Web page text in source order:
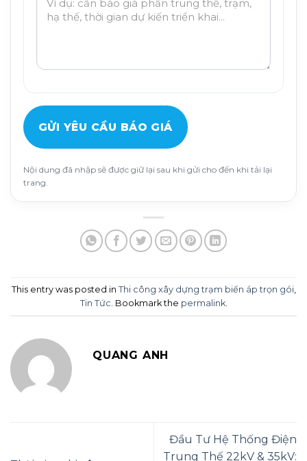
GỬI YÊU CẦU BÁO GIÁ
Nội dung đã nhập sẽ được giữ lại sau khi gửi cho đến khi tải lại
trang.
This entry was posted in Thi công xây dựng trạm biến áp trọn gói,
Tin Tức . Bookmark the permalink.
QUANG ANH
Đầu Tư Hệ Thống Điện
Trung Thế 22kV & 35kV: